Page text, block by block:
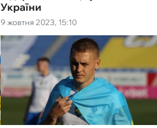
9 жовтня 2023, 15:10
України